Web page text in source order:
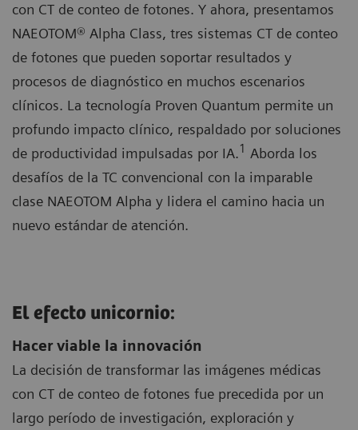
con CT de conteo de fotones. Y ahora, presentamos
NAEOTOM® Alpha Class, tres sistemas CT de conteo
de fotones que pueden soportar resultados y
procesos de diagnóstico en muchos escenarios
clínicos. La tecnología Proven Quantum permite un
profundo impacto clínico, respaldado por soluciones
de productividad impulsadas por IA.1 Aborda los
desafíos de la TC convencional con la imparable
clase NAEOTOM Alpha y lidera el camino hacia un
nuevo estándar de atención.
El efecto unicornio:
Hacer viable la innovación
La decisión de transformar las imágenes médicas
con CT de conteo de fotones fue precedida por un
largo período de investigación, exploración y